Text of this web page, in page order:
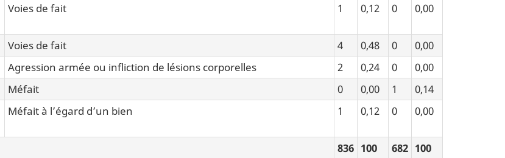
Voies de fait 1 0,12 0 0,00
Voies de fait 4 0,48 0
0,00
Agression armée ou infliction de lésions corporelles 2 0,24 0
0,00
Méfait 0 0,00 1
0,14
Méfait à l’égard d’un bien 1 0,12 0 0,00
836 100 682 100